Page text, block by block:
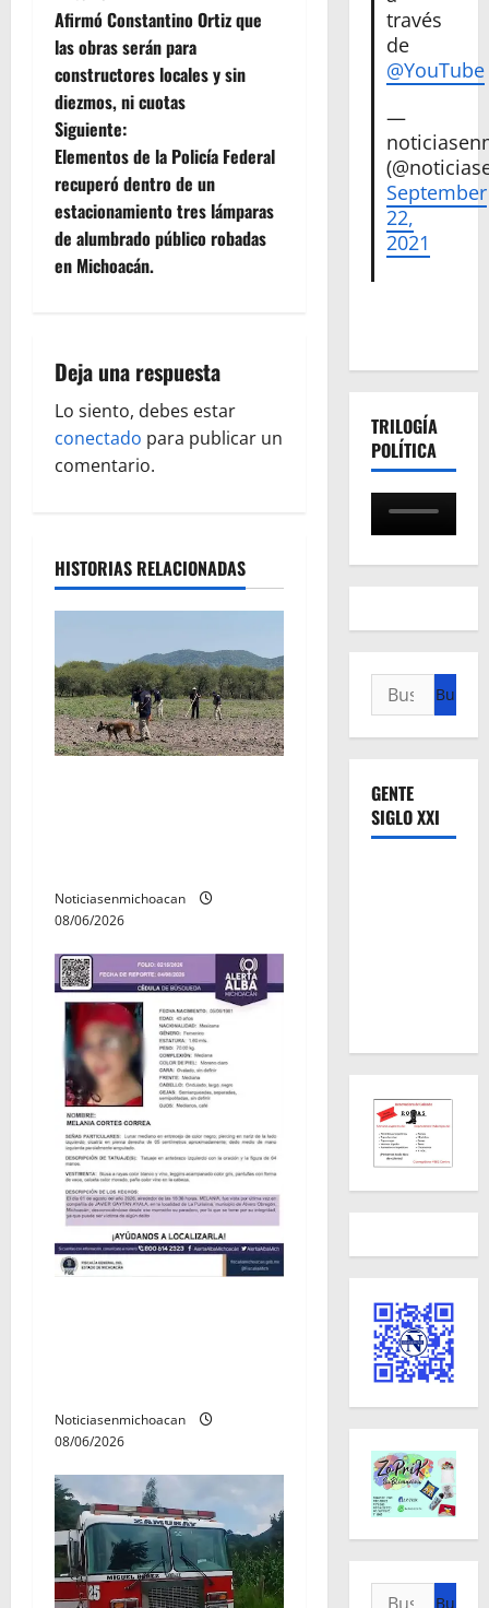
a
v
e
g
a
c
ó
n
d
e
n
r
a
Afirmó Constantino Ortiz que
las obras serán para
constructores locales y sin
diezmos, ni cuotas
Siguiente:
Elementos de la Policía Federal
recuperó dentro de un
estacionamiento tres lámparas
de alumbrado público robadas
en Michoacán.
Deja una respuesta
Lo siento, debes estar
conectado para publicar un
comentario.
HISTORIAS RELACIONADAS
Noticiasenmichoacan
08/06/2026
Noticiasenmichoacan
08/06/2026
través
de
@YouTube
—
September
22,
2021
TRILOGÍA
POLÍTICA
Buscar:
GENTE
SIGLO XXI
Buscar: